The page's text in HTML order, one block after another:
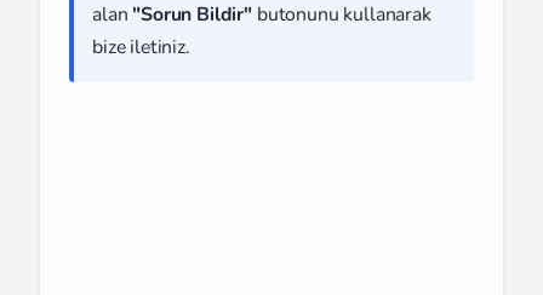
alan "Sorun Bildir" butonunu kullanarak
bize iletiniz.